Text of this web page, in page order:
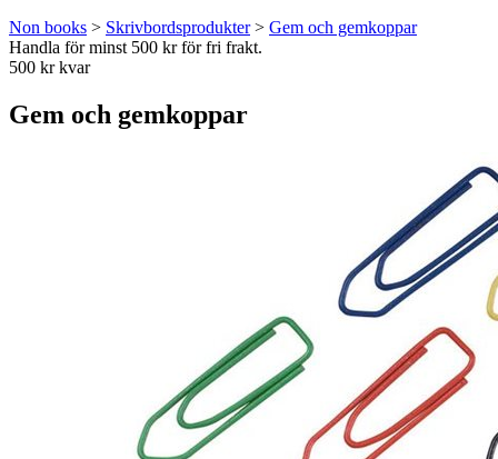
Non books > Skrivbordsprodukter> Gem och gemkoppar
Handla för minst 500 kr för fri frakt.
500 kr kvar
Gem och gemkoppar